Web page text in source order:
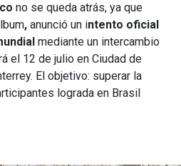
no se queda atrás, ya que
, anunció un intento oficial
mediante un intercambio
el 12 de julio en Ciudad de
El objetivo: superar la
lograda en Brasil